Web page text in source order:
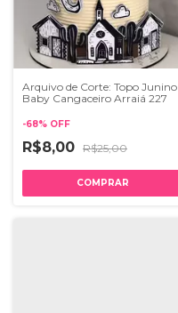
Arquivo de Corte: Topo Junino
Baby Cangaceiro Arraiá 227
-68% OFF
R$8,00 R$25,00